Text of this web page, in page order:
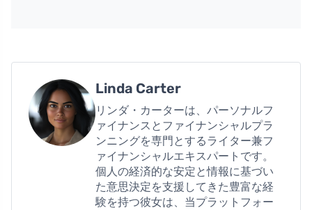
Linda Carter
リンダ・カーターは、パーソナルフ
ァイナンスとファイナンシャルプラ
ンニングを専門とするライター兼フ
ァイナンシャルエキスパートです。
個人の経済的な安定と情報に基づい
た意思決定を支援してきた豊富な経
験を持つ彼女は、当プラットフォー